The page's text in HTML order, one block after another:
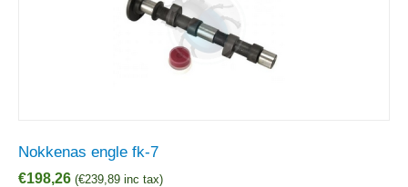
Nokkenas engle fk-7
€198,26 (€239,89 inc tax)